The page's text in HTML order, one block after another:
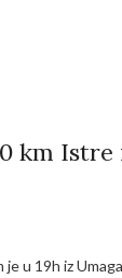
km Istre
u 19h iz